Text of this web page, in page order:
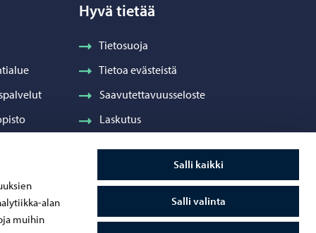
alan
muihin
Salli kaikki
Salli valinta
Hyvä tietää
Tietosuoja
Tietoa evästeistä
Saavutettavuusseloste
Laskutus